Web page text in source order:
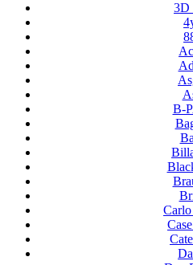
3D
B-